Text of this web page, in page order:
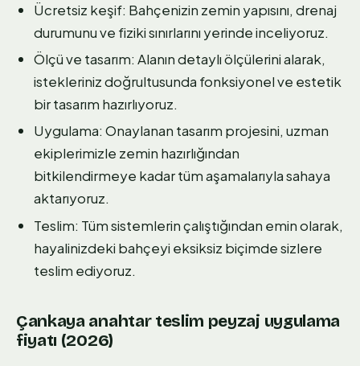
Ücretsiz keşif: Bahçenizin zemin yapısını, drenaj
durumunu ve fiziki sınırlarını yerinde inceliyoruz.
Ölçü ve tasarım: Alanın detaylı ölçülerini alarak,
istekleriniz doğrultusunda fonksiyonel ve estetik
bir tasarım hazırlıyoruz.
Uygulama: Onaylanan tasarım projesini, uzman
ekiplerimizle zemin hazırlığından
bitkilendirmeye kadar tüm aşamalarıyla sahaya
aktarıyoruz.
Teslim: Tüm sistemlerin çalıştığından emin olarak,
hayalinizdeki bahçeyi eksiksiz biçimde sizlere
teslim ediyoruz.
Çankaya anahtar teslim peyzaj uygulama
fiyatı (2026)